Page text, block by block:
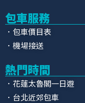
包車服務
．包車價目表
．機場接送
熱門時間
．花蓮太魯閣一日遊
．台北近郊包車